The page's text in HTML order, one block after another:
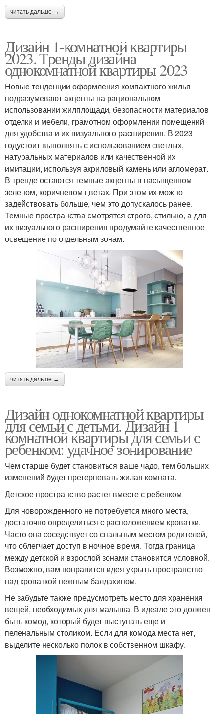
читать дальше →
Дизайн 1-комнатной квартиры
2023. Тренды дизайна
однокомнатной квартиры 2023
Новые тенденции оформления компактного жилья
подразумевают акценты на рациональном
использовании жилплощади, безопасности материалов
отделки и мебели, грамотном оформлении помещений
для удобства и их визуального расширения. В 2023
годустоит выполнять с использованием светлых,
натуральных материалов или качественной их
имитации, используя акриловый камень или агломерат.
В тренде остаются темные акценты в насыщенном
зеленом, коричневом цветах. При этом их можно
задействовать больше, чем это допускалось ранее.
Темные пространства смотрятся строго, стильно, а для
их визуального расширения продумайте качественное
освещение по отдельным зонам.
читать дальше →
Дизайн однокомнатной квартиры
для семьи с детьми. Дизайн 1
комнатной квартиры для семьи с
ребенком: удачное зонирование
Чем старше будет становиться ваше чадо, тем больших
изменений будет претерпевать жилая комната.
Детское пространство растет вместе с ребенком
Для новорожденного не потребуется много места,
достаточно определиться с расположением кроватки.
Часто она соседствует со спальным местом родителей,
что облегчает доступ в ночное время. Тогда граница
между детской и взрослой зонами становится условной.
Возможно, вам понравится идея укрыть пространство
над кроваткой нежным балдахином.
Не забудьте также предусмотреть место для хранения
вещей, необходимых для малыша. В идеале это должен
быть комод, который будет выступать еще и
пеленальным столиком. Если для комода места нет,
выделите несколько полок в собственном шкафу.